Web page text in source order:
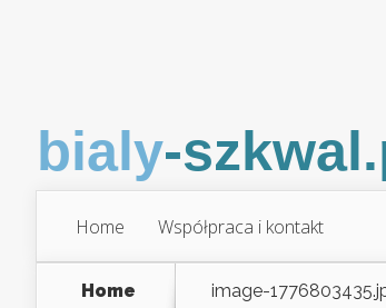
Home Współpraca i kontakt
Home image-